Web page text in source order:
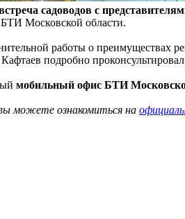
садоводов с
Московской области.
работы о преимуществах
подробно
мобильный офис БТИ
можете ознакомиться на